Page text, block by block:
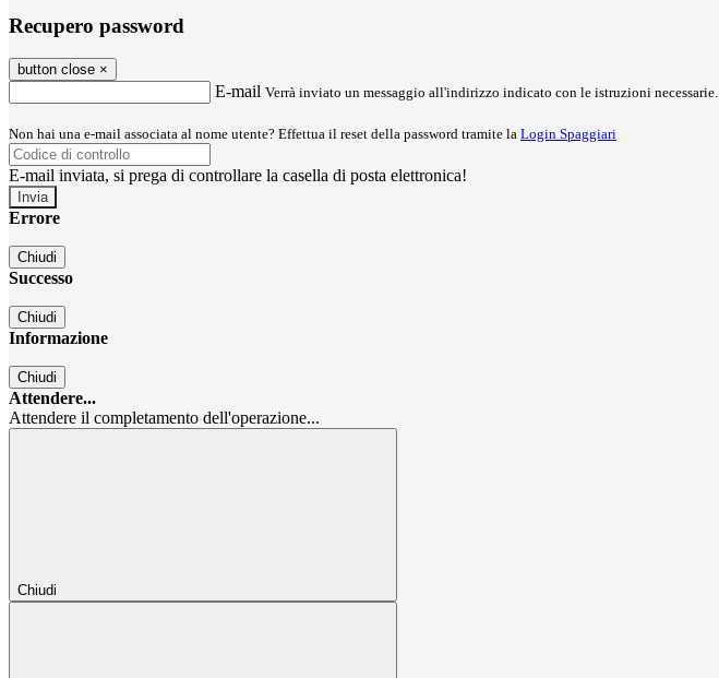
Recupero password
button close ×
E-mail Verrà inviato un messaggio all'indirizzo indicato con le istruzioni necessarie.
Non hai una e-mail associata al nome utente? Effettua il reset della password tramite la Login Spaggiari
E-mail inviata, si prega di controllare la casella di posta elettronica!
Errore
Chiudi
Successo
Chiudi
Informazione
Chiudi
Attendere...
Attendere il completamento dell'operazione...
Chiudi